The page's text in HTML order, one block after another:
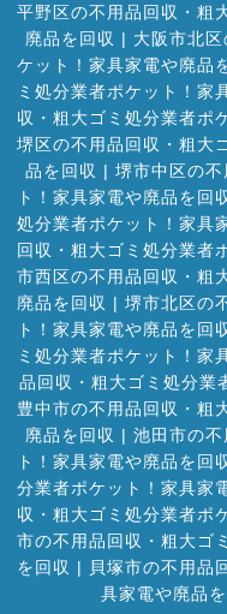
平野区の不用品回収・粗
廃品を回収 | 大阪市北
ケット！家具家電や廃品
ミ処分業者ポケット！家
収・粗大ゴミ処分業者ポ
堺区の不用品回収・粗大
品を回収 | 堺市中区の
ト！家具家電や廃品を回
処分業者ポケット！家具
回収・粗大ゴミ処分業者
市西区の不用品回収・粗
廃品を回収 | 堺市北区の
ト！家具家電や廃品を回
ミ処分業者ポケット！家
品回収・粗大ゴミ処分業
豊中市の不用品回収・粗
廃品を回収 | 池田市の
ト！家具家電や廃品を回
分業者ポケット！家具家
収・粗大ゴミ処分業者ポ
市の不用品回収・粗大ゴ
を回収 | 貝塚市の不用品
具家電や廃品